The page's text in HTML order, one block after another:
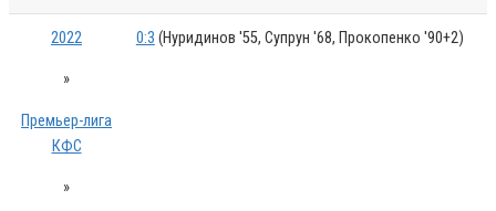
2022
»
Премьер-лига
КФС
»
0:3 (Нуридинов '55, Супрун '68, Прокопенко '90+2)